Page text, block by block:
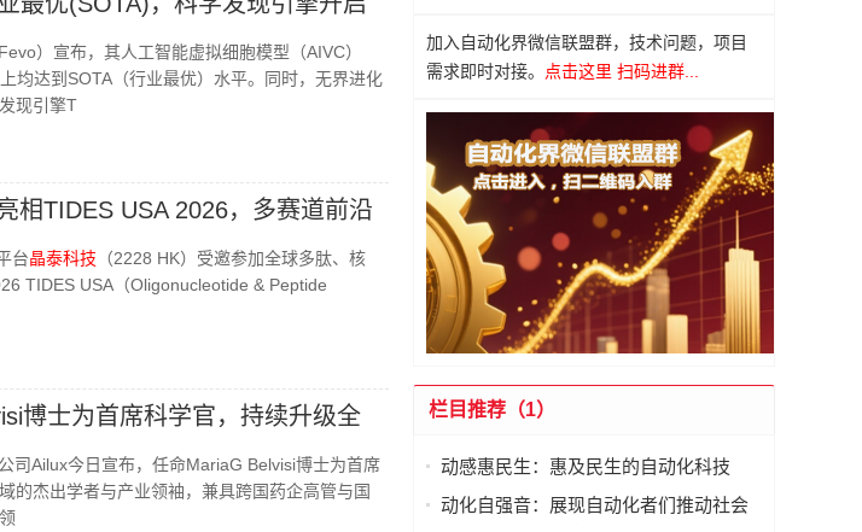
）宣布，其人工智能虚拟细胞模型（AIVC）
均达到SOTA（行业最优）水平。同时，无界进化
现引擎T
相TIDES USA 2026，多赛道前沿
台晶泰科技 （2228 HK）受邀参加全球多肽、核
TIDES USA（Oligonucleotide & Peptide
博士为首席科学官，持续升级全
司Ailux今日宣布，任命MariaG Belvisi博士为首席
的杰出学者与产业领袖，兼具跨国药企高管与国
加入自动化界微信联盟群，技术问题，项目
需求即时对接。
点击这里 扫码进群...
栏目推荐（1）
动感惠民生：惠及民生的自动化科技
动化自强音：展现自动化者们推动社会